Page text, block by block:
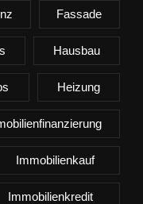
Fassade
Hausbau
Heizung
Immobilienkauf
Immobilienkredit